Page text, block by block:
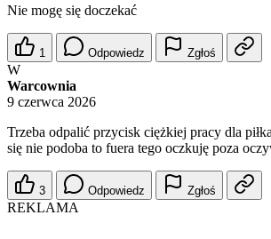
Nie mogę się doczekać
1 Odpowiedz Zgłoś
W
Warcownia
9 czerwca 2026
Trzeba odpalić przycisk ciężkiej pracy dla
się nie podoba to fuera tego oczkuję poza
3 Odpowiedz Zgłoś
REKLAMA